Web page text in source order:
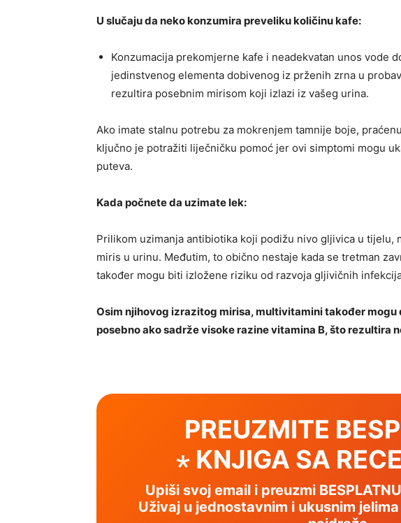
U slučaju da neko konzumira preveliku količinu kafe:
Konzumacija prekomjerne kafe i neadekvatan unos vode
jedinstvenog elementa dobivenog iz prženih zrna u
rezultira posebnim mirisom koji izlazi iz vašeg urina.
Ako imate stalnu potrebu za mokrenjem tamnije boje,
ključno je potražiti liječničku pomoć jer ovi simptomi mogu
puteva.
Kada počnete da uzimate lek:
Prilikom uzimanja antibiotika koji podižu nivo gljivica u tijelu,
miris u urinu. Međutim, to obično nestaje kada se tretman
također mogu biti izložene riziku od razvoja gljivičnih
Osim njihovog izrazitog mirisa, multivitamini također mogu
posebno ako sadrže visoke razine vitamina B, što rezultira
PREUZMITE
⋆ KNJIGA SA
Upiši svoj email i preuzmi
Uživaj u jednostavnim i ukusnim